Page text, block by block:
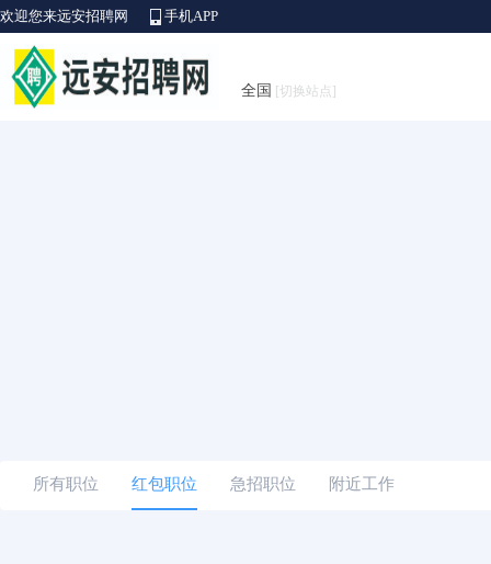
欢迎您来远安招聘网 手机APP
全国 [切换站点]
所有职位 红包职位 急招职位 附近工作